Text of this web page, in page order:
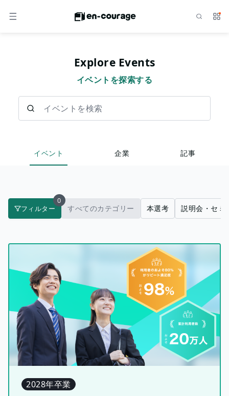
メニュー サ
Explore Events
イベントを探索する
イベント 企業 記事
フィルター
0
すべてのカテゴリー 本選考 説明会・セミ
2028年卒業